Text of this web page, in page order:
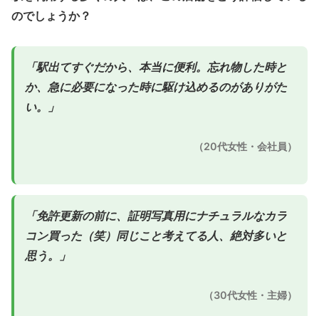
のでしょうか？
「駅出てすぐだから、本当に便利。忘れ物した時と
か、急に必要になった時に駆け込めるのがありがた
い。」
（20代女性・会社員）
「免許更新の前に、証明写真用にナチュラルなカラ
コン買った（笑）同じこと考えてる人、絶対多いと
思う。」
（30代女性・主婦）